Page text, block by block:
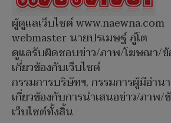
ผู้ดูแลเว็บไซต์ www.naewna.com
webmaster นายปรเมษฐ์ ภู่โต
ดูแลรับผิดชอบข่าว/ภาพ/โฆษณา/
เกี่ยวข้องกับเว็บไซต์
กรรมการบริษัทฯ, กรรมการผู้มีอำน
เกี่ยวข้องกับการนำเสนอข่าว/ภาพ/
เว็บไซต์ทั้งสิ้น